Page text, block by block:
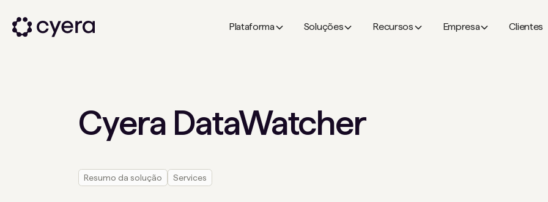
Plataforma Soluções Recursos Empresa Clientes
Cyera DataWatcher
Resumo da solução Services